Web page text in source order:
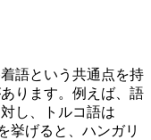
語という共通点を持
ります。例えば、語
し、トルコ語は
挙げると、ハンガリ